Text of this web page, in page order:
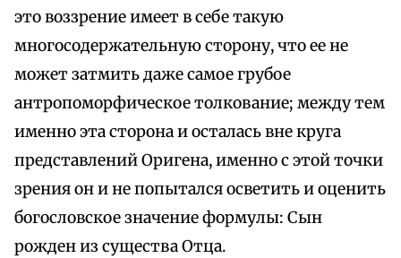
это воззрение имеет в себе такую
многосодержательную сторону, что ее не
может затмить даже самое грубое
антропоморфическое толкование; между тем
именно эта сторона и осталась вне круга
представлений Оригена, именно с этой точки
зрения он и не попытался осветить и оценить
богословское значение формулы: Сын
рожден из существа Отца.